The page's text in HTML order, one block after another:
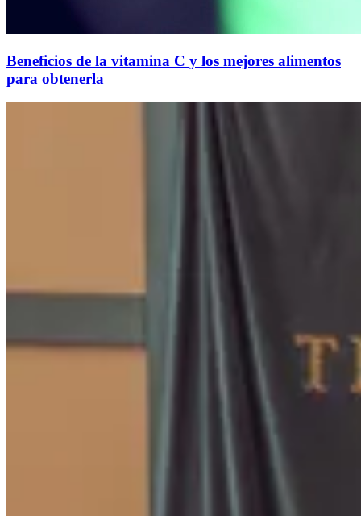
Beneficios de la vitamina C y los mejores alimentos
para obtenerla